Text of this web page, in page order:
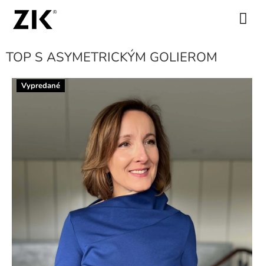
obsah
TOP S ASYMETRICKÝM GOLIEROM
Vypredané